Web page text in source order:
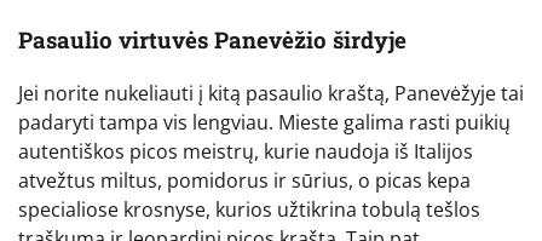
Pasaulio virtuvės Panevėžio širdyje
Jei norite nukeliauti į kitą pasaulio kraštą, Panevėžyje tai
padaryti tampa vis lengviau. Mieste galima rasti puikių
autentiškos picos meistrų, kurie naudoja iš Italijos
atvežtus miltus, pomidorus ir sūrius, o picas kepa
specialiose krosnyse, kurios užtikrina tobulą tešlos